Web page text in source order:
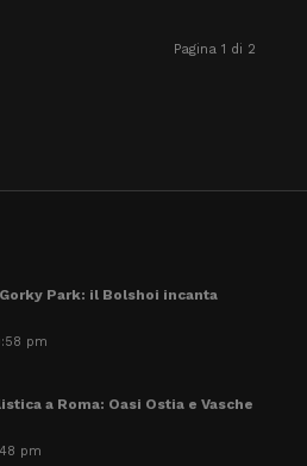
Pagina 1 di 2
Park: il Bolshoi incanta
pm
a Roma: Oasi Ostia e Vasche
pm